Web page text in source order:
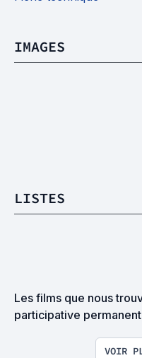
IMAGES
LISTES
Les films que nous
participative
VOIR